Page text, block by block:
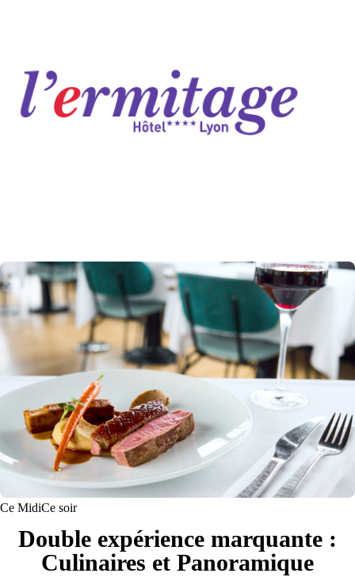
Ce MidiCe soir
Double expérience marquante :
Culinaires et Panoramique